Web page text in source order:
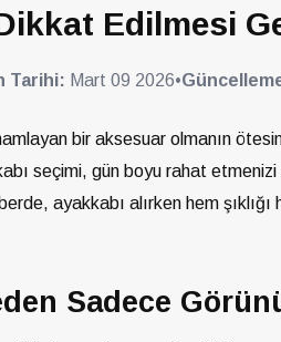
Edilmesi
Tarihi: Mart 09 2026•
bir aksesuar olmanın
seçimi, gün boyu rahat
ayakkabı alırken hem
Sadece